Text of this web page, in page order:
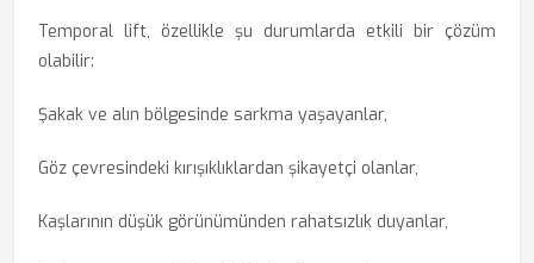
Temporal lift, özellikle şu durumlarda etkili bir çözüm
olabilir:
Şakak ve alın bölgesinde sarkma yaşayanlar,
Göz çevresindeki kırışıklıklardan şikayetçi olanlar,
Kaşlarının düşük görünümünden rahatsızlık duyanlar,